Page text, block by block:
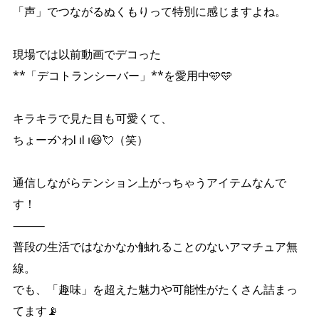
「声」でつながるぬくもりって特別に感じますよね。
現場では以前動画でデコった
**「デコトランシーバー」**を愛用中🩵🩵
キラキラで見た目も可愛くて、
ちょーᓓ̸ᐠわƖ ıƖ ı😆💘（笑）
通信しながらテンション上がっちゃうアイテムなんで
す！
⸻
普段の生活ではなかなか触れることのないアマチュア無
線。
でも、「趣味」を超えた魅力や可能性がたくさん詰まっ
てます📡